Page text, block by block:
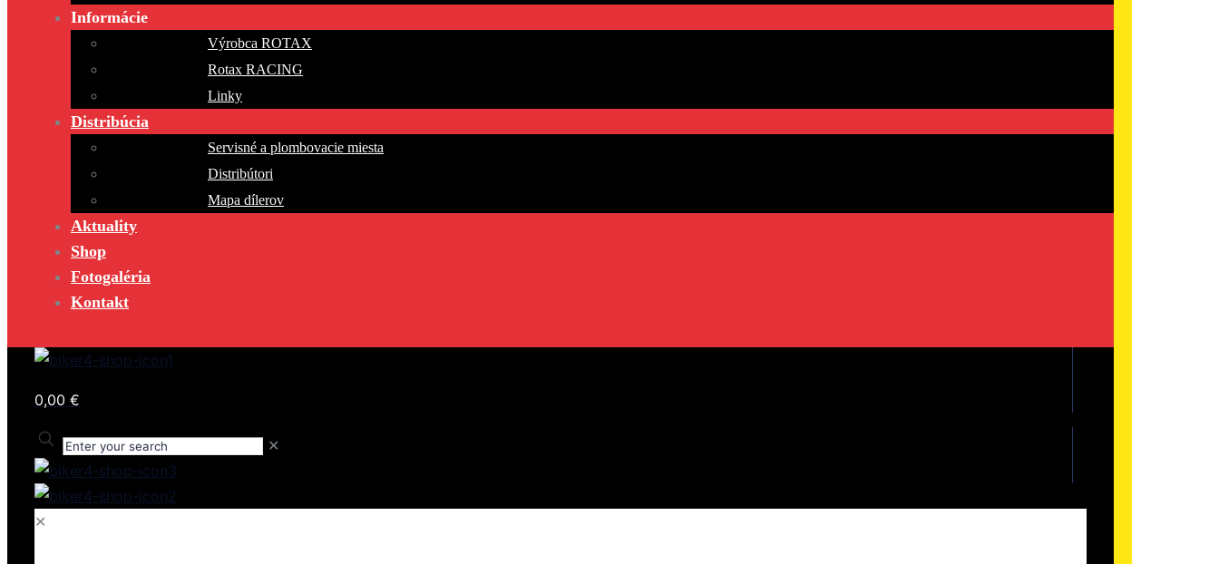
Informácie
Výrobca ROTAX
Rotax RACING
Linky
Distribúcia
Servisné a plombovacie miesta
Distribútori
Mapa dílerov
Aktuality
Shop
Fotogaléria
Kontakt
0,00 €
✕
✕